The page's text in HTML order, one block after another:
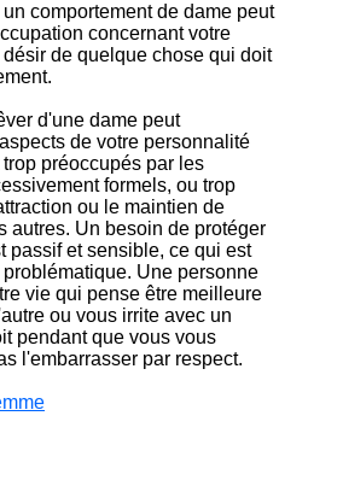
comportement de dame peut
concernant votre
de quelque chose qui doit
d'une dame peut
de votre personnalité
préoccupés par les
formels, ou trop
ou le maintien de
autres. Un besoin de protéger
passif et sensible, ce qui est
Une personne
vie qui pense être meilleure
ou vous irrite avec un
pendant que vous vous
l'embarrasser par respect.